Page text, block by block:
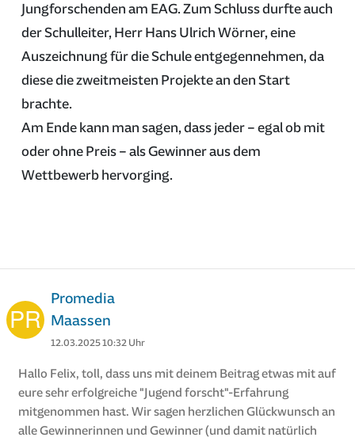
Jungforschenden am EAG. Zum Schluss durfte auch
der Schulleiter, Herr Hans Ulrich Wörner, eine
Auszeichnung für die Schule entgegennehmen, da
diese die zweitmeisten Projekte an den Start
brachte.
Am Ende kann man sagen, dass jeder – egal ob mit
oder ohne Preis – als Gewinner aus dem
Wettbewerb hervorging.
Promedia
Maassen
12.03.2025 10:32 Uhr
Hallo Felix, toll, dass uns mit deinem Beitrag etwas mit auf
eure sehr erfolgreiche "Jugend forscht"-Erfahrung
mitgenommen hast. Wir sagen herzlichen Glückwunsch an
alle Gewinnerinnen und Gewinner (und damit natürlich